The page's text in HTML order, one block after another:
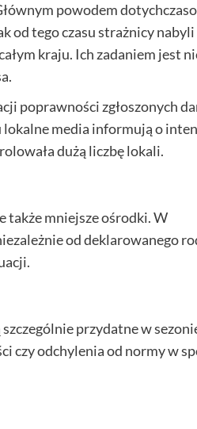
powodem
od tego czasu strażnicy nabyli
kraju. Ich zadaniem jest
poprawności zgłoszonych
media informują o
dużą liczbę lokali.
także mniejsze ośrodki. W
od deklarowanego
przydatne w
czy odchylenia od normy w